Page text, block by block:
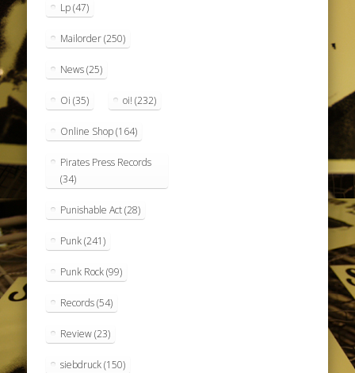
Lp(47)
Mailorder(250)
News(25)
Oi (35) oi! (232)
Online Shop(164)
Pirates Press Records
(34)
Punishable Act(28)
Punk(241)
Punk Rock(99)
Records(54)
Review(23)
siebdruck(150)